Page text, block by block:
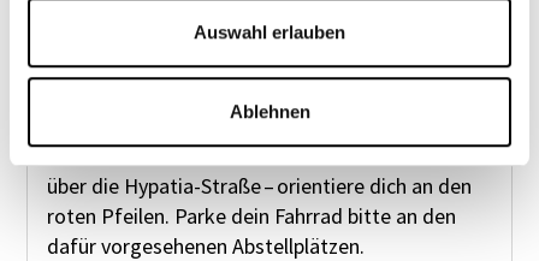
Auswahl erlauben
Ablehnen
... zu Fuß oder mit dem Fahrrad:
Für alle, die zu Fuß oder mit dem Fahrrad
Haupteingänge in der A.-Volta-Straße neben
unserem Restaurant NOISTERIA und im Süden
über die Hypatia-Straße – orientiere dich an den
roten Pfeilen. Parke dein Fahrrad bitte an den
dafür vorgesehenen Abstellplätzen.